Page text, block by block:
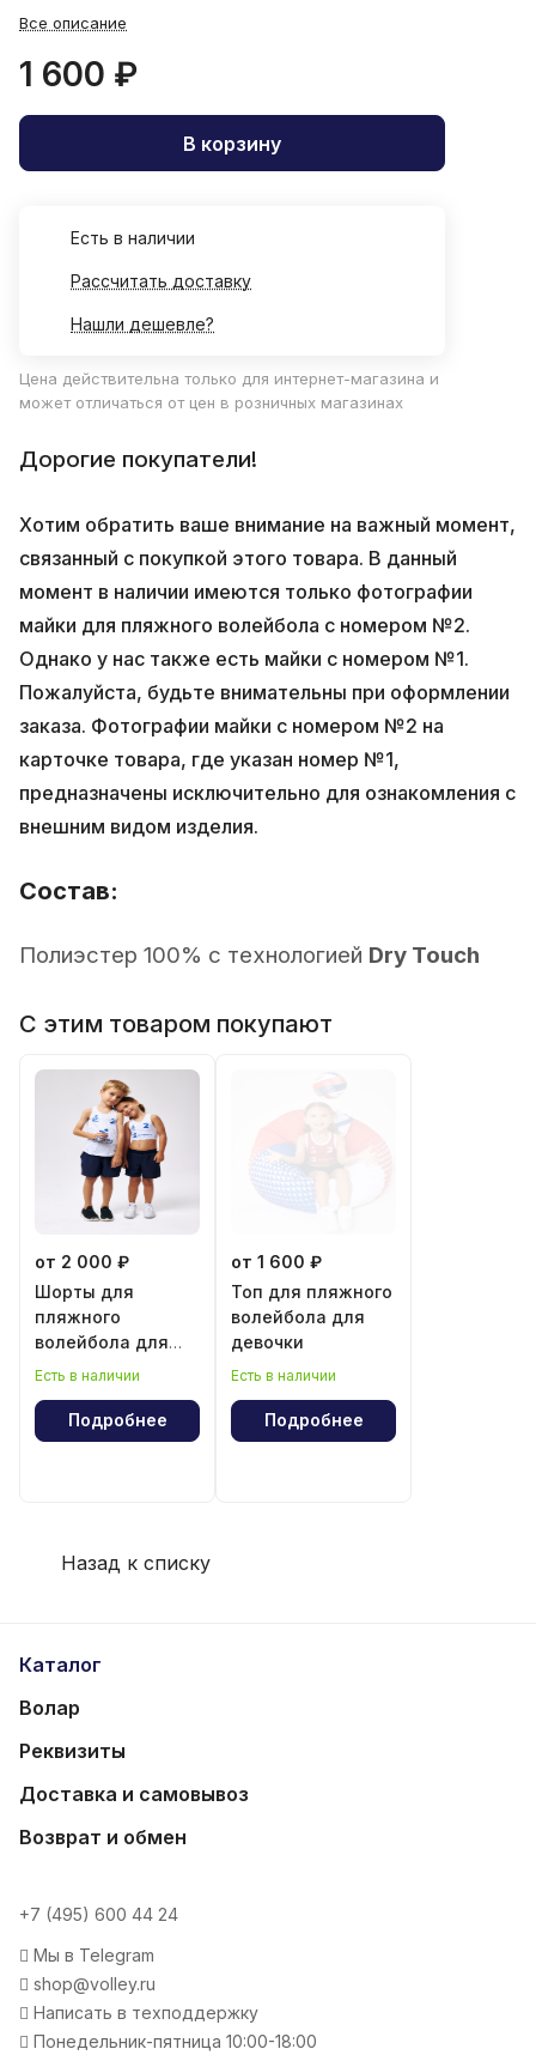
Все описание
1 600 ₽
В корзину
Есть в наличии
Рассчитать доставку
Нашли дешевле?
Цена действительна только для интернет-магазина и
может отличаться от цен в розничных магазинах
Дорогие покупатели!
Хотим обратить ваше внимание на важный момент,
связанный с покупкой этого товара. В данный
момент в наличии имеются только фотографии
майки для пляжного волейбола с номером №2.
Однако у нас также есть майки с номером №1.
Пожалуйста, будьте внимательны при оформлении
заказа. Фотографии майки с номером №2 на
карточке товара, где указан номер №1,
предназначены исключительно для ознакомления с
внешним видом изделия.
Состав:
Полиэстер 100% с технологией Dry Touch
С этим товаром покупают
от 2 000 ₽
Шорты для
пляжного
волейбола для
мальчика и
Есть в наличии
Подробнее
от 1 600 ₽
Топ для пляжного
волейбола для
девочки
Есть в наличии
Подробнее
Назад к списку
Каталог
Волар
Реквизиты
Доставка и самовывоз
Возврат и обмен
+7 (495) 600 44 24
Мы в Telegram
shop@volley.ru
Написать в техподдержку
Понедельник-пятница 10:00-18:00